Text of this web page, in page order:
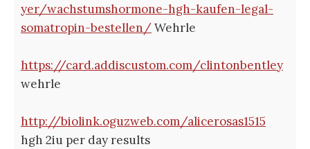
yer/wachstumshormone-hgh-kaufen-legal-
somatropin-bestellen/Wehrle
https://card.addiscustom.com/clintonbentley
wehrle
http://biolink.oguzweb.com/alicerosas1515
hgh 2iu per day results